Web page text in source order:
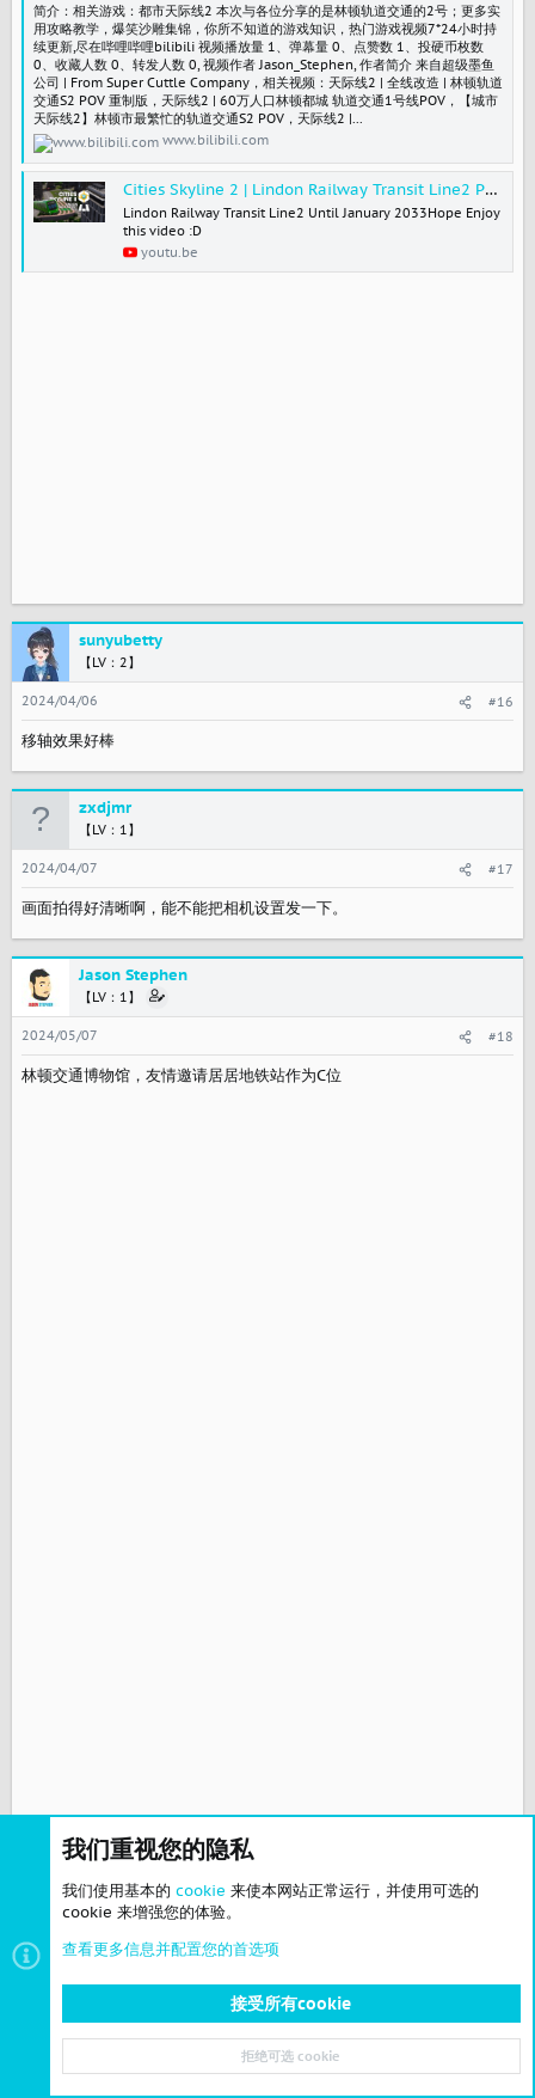
简介：相关游戏：都市天际线2 本次与各位分享的是林顿轨道交通的2号；更多实
用攻略教学，爆笑沙雕集锦，你所不知道的游戏知识，热门游戏视频7*24小时持
续更新,尽在哔哩哔哩bilibili 视频播放量 1、弹幕量 0、点赞数 1、投硬币枚数
0、收藏人数 0、转发人数 0, 视频作者 Jason_Stephen, 作者简介 来自超级墨鱼
公司 | From Super Cuttle Company，相关视频：天际线2 | 全线改造 | 林顿轨道
交通S2 POV 重制版，天际线2 | 60万人口林顿都城 轨道交通1号线POV，【城市
天际线2】林顿市最繁忙的轨道交通S2 POV，天际线2 |...
www.bilibili.com
Cities Skyline 2 | Lindon Railway Transit Line2 POV
Lindon Railway Transit Line2 Until January 2033Hope Enjoy
this video :D
youtu.be
sunyubetty
【LV：2】
2024/04/06 #16
移轴效果好棒
zxdjmr
【LV：1】
2024/04/07 #17
画面拍得好清晰啊，能不能把相机设置发一下。
Jason Stephen
【LV：1】
2024/05/07 #18
林顿交通博物馆，友情邀请居居地铁站作为C位
我们重视您的隐私
我们使用基本的 cookie 来使本网站正常运行，并使用可选的
cookie 来增强您的体验。
查看更多信息并配置您的首选项
接受所有cookie
拒绝可选 cookie